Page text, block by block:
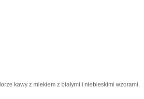
kawy z mlekiem z białymi i niebieskimi wzorami.